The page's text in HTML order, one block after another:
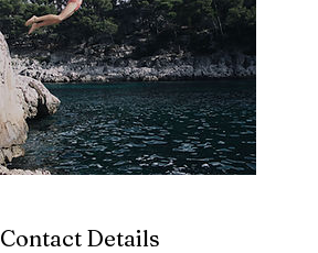
Contact Details